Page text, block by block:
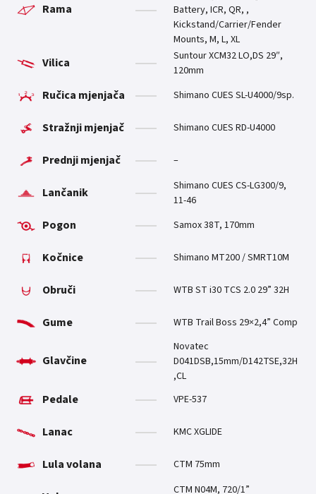
Rama
Battery, ICR, QR, ,
Kickstand/Carrier/Fender
Mounts, M, L, XL
Vilica
Suntour XCM32 LO,DS 29″,
120mm
Ručica mjenjača Shimano CUES SL-U4000/9sp.
Stražnji mjenjač Shimano CUES RD-U4000
Prednji mjenjač –
Lančanik
Shimano CUES CS-LG300/9,
11-46
Pogon Samox 38T, 170mm
Kočnice Shimano MT200 / SMRT10M
Obruči WTB ST i30 TCS 2.0 29” 32H
Gume WTB Trail Boss 29×2,4” Comp
Glavčine
Novatec
D041DSB,15mm/D142TSE,32H
,CL
Pedale VPE-537
Lanac KMC XGLIDE
Lula volana CTM 75mm
CTM N04M, 720/1”